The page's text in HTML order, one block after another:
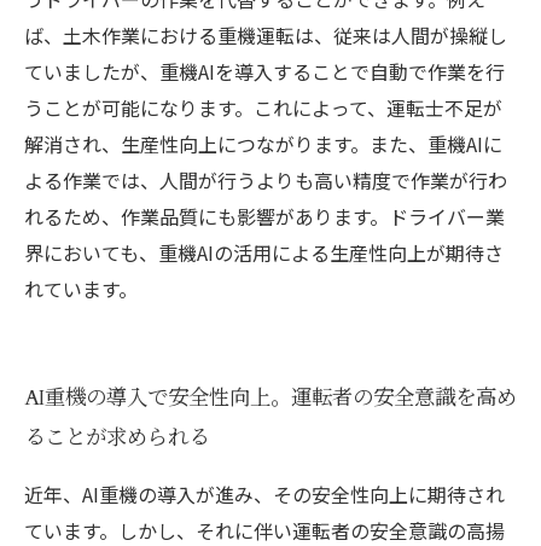
ば、土木作業における重機運転は、従来は人間が操縦し
ていましたが、重機AIを導入することで自動で作業を行
うことが可能になります。これによって、運転士不足が
解消され、生産性向上につながります。また、重機AIに
よる作業では、人間が行うよりも高い精度で作業が行わ
れるため、作業品質にも影響があります。ドライバー業
界においても、重機AIの活用による生産性向上が期待さ
れています。
AI重機の導入で安全性向上。運転者の安全意識を高め
ることが求められる
近年、AI重機の導入が進み、その安全性向上に期待され
ています。しかし、それに伴い運転者の安全意識の高揚